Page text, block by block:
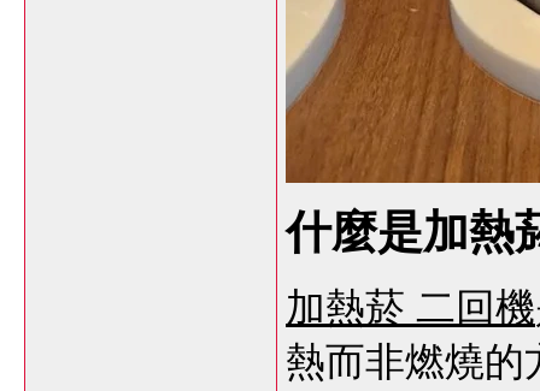
什麼是加熱
加熱菸 二回機
熱而非燃燒的